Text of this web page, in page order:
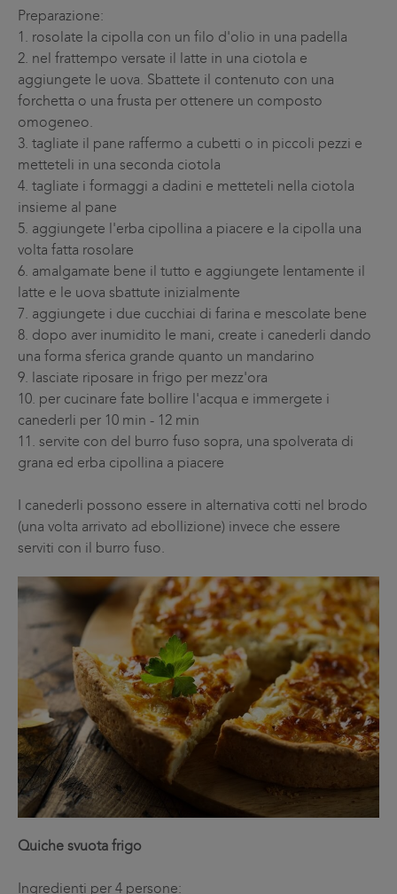
Preparazione:
1. rosolate la cipolla con un filo d'olio in una padella
2. nel frattempo versate il latte in una ciotola e
aggiungete le uova. Sbattete il contenuto con una
forchetta o una frusta per ottenere un composto
omogeneo.
3. tagliate il pane raffermo a cubetti o in piccoli pezzi e
metteteli in una seconda ciotola
4. tagliate i formaggi a dadini e metteteli nella ciotola
insieme al pane
5. aggiungete l'erba cipollina a piacere e la cipolla una
volta fatta rosolare
6. amalgamate bene il tutto e aggiungete lentamente il
latte e le uova sbattute inizialmente
7. aggiungete i due cucchiai di farina e mescolate bene
8. dopo aver inumidito le mani, create i canederli dando
una forma sferica grande quanto un mandarino
9. lasciate riposare in frigo per mezz'ora
10. per cucinare fate bollire l'acqua e immergete i
canederli per 10 min - 12 min
11. servite con del burro fuso sopra, una spolverata di
grana ed erba cipollina a piacere
I canederli possono essere in alternativa cotti nel brodo
(una volta arrivato ad ebollizione) invece che essere
serviti con il burro fuso.
Quiche svuota frigo
Ingredienti per 4 persone: